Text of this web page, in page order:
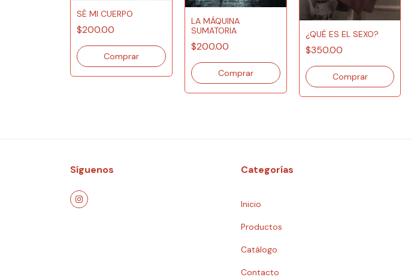
SÉ MI CUERPO
$200.00
LA MÁQUINA
SUMATORIA
$200.00
¿QUÉ ES EL SEXO?
$350.00
Síguenos Categorías
Inicio
Productos
Catálogo
Contacto